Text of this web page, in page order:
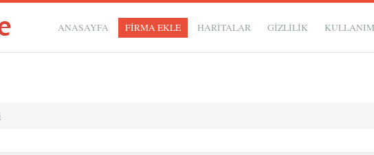
ANASAYFA FİRMA EKLE HARİTALAR GIZLILIK